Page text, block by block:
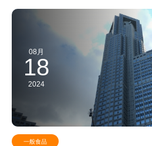
08月
18
2024
一般食品